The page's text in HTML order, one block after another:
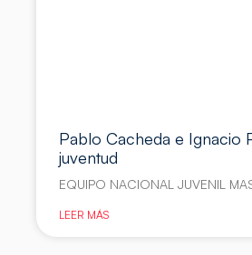
Pablo Cacheda e Ignacio
juventud
EQUIPO NACIONAL JUVENIL
LEER MÁS